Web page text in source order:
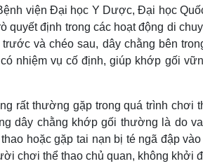
- Điện ảnh
Giải trí
Nghệ sĩ
viện Đại học Y Dược, Đại học
định trong các hoạt động di
và chéo sau, dây chằng bên
nhiệm vụ cố định, giúp khớp gối
rất thường gặp trong quá trình chơi
dây chằng khớp gối thường là do
hoặc gặp tai nạn bị té ngã đập
chơi thể thao chủ quan, không khởi